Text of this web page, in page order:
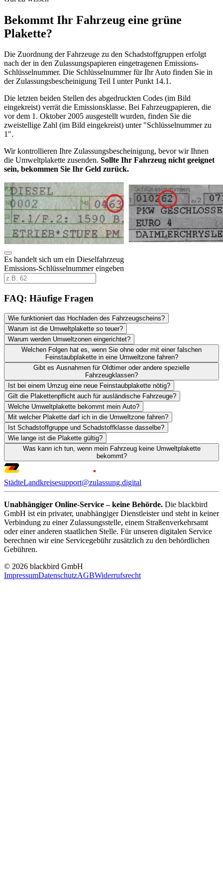
Bekommt Ihr Fahrzeug eine grüne
Plakette?
Die Zuordnung der Fahrzeuge zu den Schadstoffgruppen erfolgt
nach der in den Zulassungspapieren eingetragenen Emissions-
Schlüsselnummer. Die Schlüsselnummer für Ihr Auto finden Sie in
der Zulassungsbescheinigung Teil I unter Punkt 14.1.
Die letzten beiden Stellen des abgedruckten Codes (im Bild
eingekreist) verrät die Emissionsklasse. Bei Fahrzeugpapieren, die
vor dem 1. Oktober 2005 ausgestellt wurden, finden Sie die
zweistellige Zahl (im Bild eingekreist) unter "Schlüsselnummer zu
1".
Wir kontrollieren Ihre Zulassungsbescheinigung, bevor wir Ihnen
die Umweltplakette zusenden. Sollte Ihr Fahrzeug nicht geeignet
sein, bekommen Sie Ihr Geld zurück.
Es handelt sich um ein Dieselfahrzeug
Emissions-Schlüsselnummer eingeben
FAQ: Häufige Fragen
Wie funktioniert das Hochladen des Fahrzeugscheins?
Warum ist die Umweltplakette so teuer?
Warum werden Umweltzonen eingerichtet?
Welchen Folgen hat es, wenn Sie ohne oder mit einer falschen
Feinstaubplakette in eine Umweltzone fahren?
Gibt es Ausnahmen für Oldtimer oder andere spezielle
Fahrzeugklassen?
Ist bei einem Umzug eine neue Feinstaubplakette nötig?
Gilt die Plakettenpflicht auch für ausländische Fahrzeuge?
Welche Umweltplakette bekommt mein Auto?
Mit welcher Plakette darf ich in die Umweltzone fahren?
Ist Schadstoffgruppe und Schadstoffklasse dasselbe?
Wie lange ist die Plakette gültig?
Was kann ich tun, wenn mein Fahrzeug keine Umweltplakette
bekommt?
StädteLandkreisesupport@zulassung.digital
Unabhängiger Online-Service – keine Behörde. Die blackbird
GmbH ist ein privater, unabhängiger Dienstleister und steht in keiner
Verbindung zu einer Zulassungsstelle, einem Straßenverkehrsamt
oder einer anderen staatlichen Stelle. Für unseren digitalen Service
berechnen wir eine Servicegebühr zusätzlich zu den behördlichen
Gebühren.
© 2026 blackbird GmbH
ImpressumDatenschutzAGBWiderrufsrecht